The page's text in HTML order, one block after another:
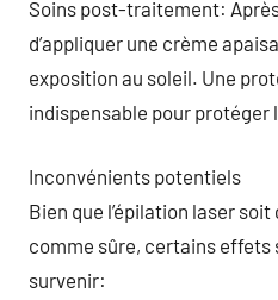
Soins post-traitement:
d’appliquer une crème
exposition au soleil. Une
indispensable pour protéger
Inconvénients potentiels
Bien que l’épilation laser
comme sûre, certains effets
survenir: